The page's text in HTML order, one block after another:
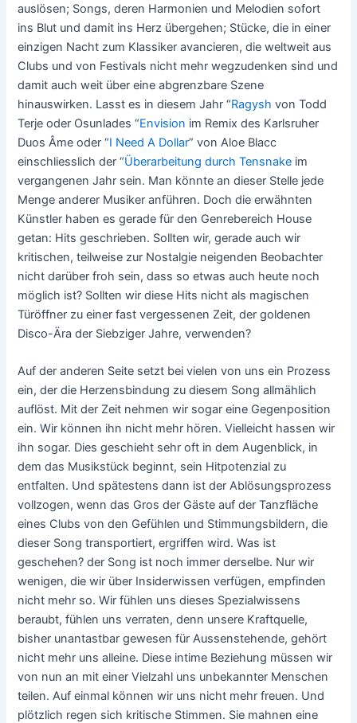
auslösen; Songs, deren Harmonien und Melodien sofort
ins Blut und damit ins Herz übergehen; Stücke, die in einer
einzigen Nacht zum Klassiker avancieren, die weltweit aus
Clubs und von Festivals nicht mehr wegzudenken sind und
damit auch weit über eine abgrenzbare Szene
hinauswirken. Lasst es in diesem Jahr “Ragysh von Todd
Terje oder Osunlades “Envision im Remix des Karlsruher
Duos Âme oder “I Need A Dollar” von Aloe Blacc
einschliesslich der “Überarbeitung durch Tensnake im
vergangenen Jahr sein. Man könnte an dieser Stelle jede
Menge anderer Musiker anführen. Doch die erwähnten
Künstler haben es gerade für den Genrebereich House
getan: Hits geschrieben. Sollten wir, gerade auch wir
kritischen, teilweise zur Nostalgie neigenden Beobachter
nicht darüber froh sein, dass so etwas auch heute noch
möglich ist? Sollten wir diese Hits nicht als magischen
Türöffner zu einer fast vergessenen Zeit, der goldenen
Disco-Ära der Siebziger Jahre, verwenden?
Auf der anderen Seite setzt bei vielen von uns ein Prozess
ein, der die Herzensbindung zu diesem Song allmählich
auflöst. Mit der Zeit nehmen wir sogar eine Gegenposition
ein. Wir können ihn nicht mehr hören. Vielleicht hassen wir
ihn sogar. Dies geschieht sehr oft in dem Augenblick, in
dem das Musikstück beginnt, sein Hitpotenzial zu
entfalten. Und spätestens dann ist der Ablösungsprozess
vollzogen, wenn das Gros der Gäste auf der Tanzfläche
eines Clubs von den Gefühlen und Stimmungsbildern, die
dieser Song transportiert, ergriffen wird. Was ist
geschehen? der Song ist noch immer derselbe. Nur wir
wenigen, die wir über Insiderwissen verfügen, empfinden
nicht mehr so. Wir fühlen uns dieses Spezialwissens
beraubt, fühlen uns verraten, denn unsere Kraftquelle,
bisher unantastbar gewesen für Aussenstehende, gehört
nicht mehr uns alleine. Diese intime Beziehung müssen wir
von nun an mit einer Vielzahl uns unbekannter Menschen
teilen. Auf einmal können wir uns nicht mehr freuen. Und
plötzlich regen sich kritische Stimmen. Sie mahnen eine